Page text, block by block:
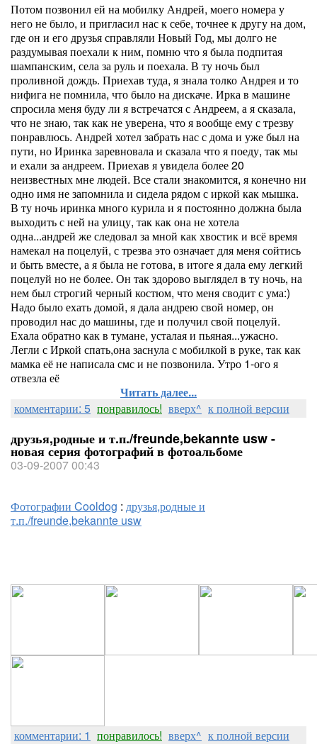
Потом позвонил ей на мобилку Андрей, моего номера у
него не было, и пригласил нас к себе, точнее к другу на дом,
где он и его друзья справляли Новый Год, мы долго не
раздумывая поехали к ним, помню что я была подпитая
шампанским, села за руль и поехала. В ту ночь был
проливной дождь. Приехав туда, я знала толко Андрея и то
нифига не помнила, что было на дискаче. Ирка в машине
спросила меня буду ли я встречатся с Андреем, а я сказала,
что не знаю, так как не уверена, что я вообще ему с трезву
понравлюсь. Андрей хотел забрать нас с дома и уже был на
пути, но Иринка заревновала и сказала что я поеду, так мы
и ехали за андреем. Приехав я увидела более 20
неизвестных мне людей. Все стали знакомится, я конечно ни
одно имя не запомнила и сидела рядом с иркой как мышка.
В ту ночь иринка много курила и я постоянно должна была
выходить с ней на улицу, так как она не хотела
одна...андрей же следовал за мной как хвостик и всё время
намекал на поцелуй, с трезва это означает для меня сойтись
и быть вместе, а я была не готова, в итоге я дала ему легкий
поцелуй но не более. Он так здорово выглядел в ту ночь, на
нем был строгий черный костюм, что меня сводит с ума:)
Надо было ехать домой, я дала андрею свой номер, он
проводил нас до машины, где и получил свой поцелуй.
Ехала обратно как в тумане, усталая и пьяная...ужасно.
Легли с Иркой спать,она заснула с мобилкой в руке, так как
мамка её не написала смс и не позвонила. Утро 1-ого я
отвезла её
Читать далее...
комментарии: 5 понравилось! вверх^ к полной версии
друзья,родные и т.п./freunde,bekannte usw -
новая серия фотографий в фотоальбоме
03-09-2007 00:43
Фотографии Cooldog : друзья,родные и
т.п./freunde,bekannte usw
комментарии: 1 понравилось! вверх^ к полной версии